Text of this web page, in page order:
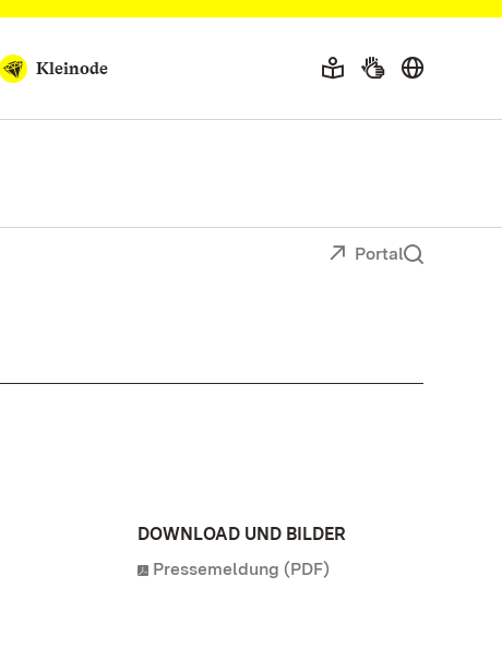
Kleinode
Portal
DOWNLOAD UND BILDER
Pressemeldung (PDF)